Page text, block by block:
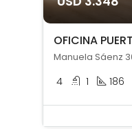
4 1 186